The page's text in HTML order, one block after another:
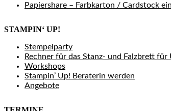
Papiershare – Farbkarton / Cardstock
STAMPIN‘ UP!
Stempelparty
Rechner für das Stanz- und Falzbrett für
Workshops
Stampin’ Up! Beraterin werden
Angebote